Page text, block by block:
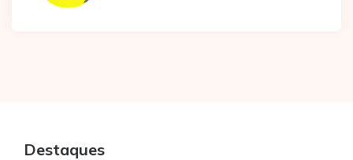
Destaques